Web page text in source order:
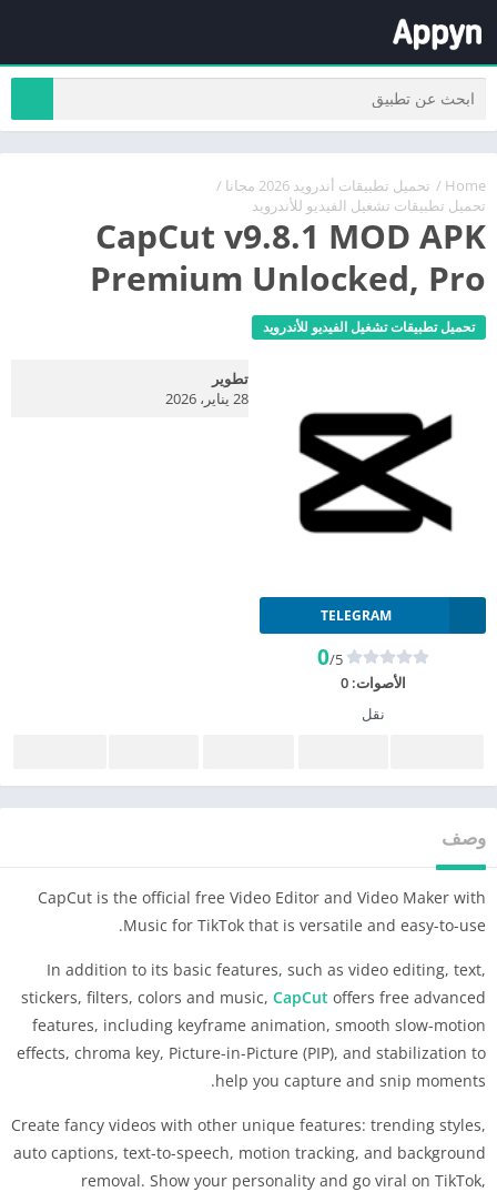
Home
/ تحميل تطبيقات أندرويد 2026 مجانا
/
تحميل تطبيقات تشغيل الفيديو للأندرويد
CapCut v9.8.1 MOD APK
Premium Unlocked, Pro
تحميل تطبيقات تشغيل الفيديو للأندرويد
TELEGRAM
0/5
الأصوات:0
نقل
تطوير
28 يناير، 2026
وصف
CapCut is the official free Video Editor and Video Maker with
Music for TikTok that is versatile and easy-to-use.
In addition to its basic features, such as video editing, text,
stickers, filters, colors and music, CapCut offers free advanced
features, including keyframe animation, smooth slow-motion
effects, chroma key, Picture-in-Picture (PIP), and stabilization to
help you capture and snip moments.
Create fancy videos with other unique features: trending styles,
auto captions, text-to-speech, motion tracking, and background
removal. Show your personality and go viral on TikTok,